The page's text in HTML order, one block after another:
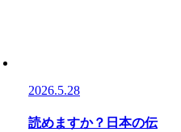
2026.5.28
読めますか？日本の伝